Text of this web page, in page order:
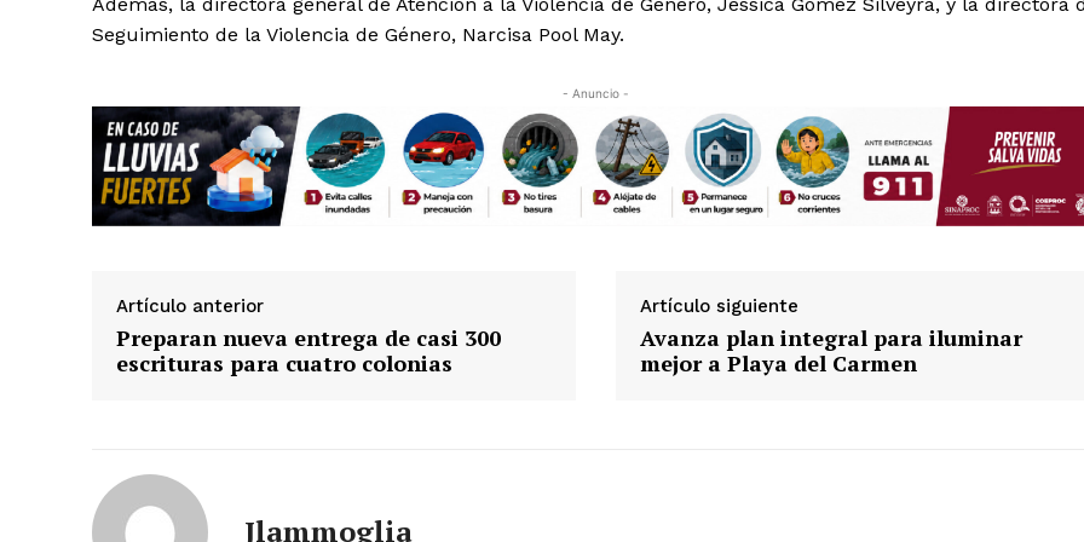
Seguimiento de la Violencia de Género, Narcisa Pool May.
- Anuncio -
Artículo anterior
Preparan nueva entrega de casi 300
escrituras para cuatro colonias
Artículo siguiente
Avanza plan integral para iluminar
mejor a Playa del Carmen
Jlammoglia